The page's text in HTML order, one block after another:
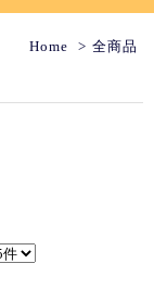
Home 全商品